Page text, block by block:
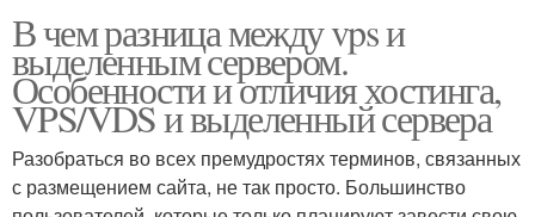
В чем разница между vps и
выделенным сервером.
Особенности и отличия хостинга,
VPS/VDS и выделенный сервера
Разобраться во всех премудростях терминов, связанных
с размещением сайта, не так просто. Большинство